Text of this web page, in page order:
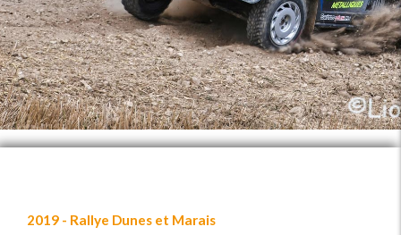
2019 - Rallye Dunes et Marais